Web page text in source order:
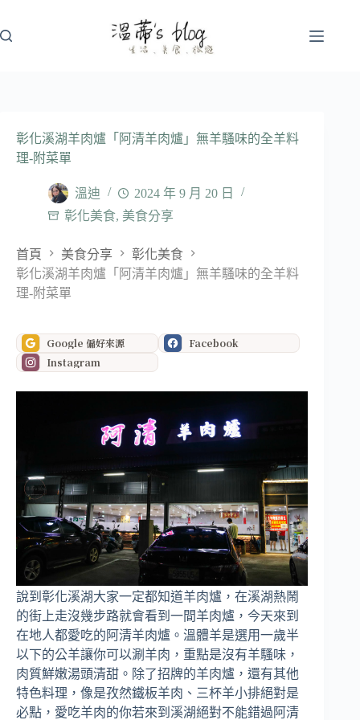
至
彰化溪湖羊肉爐「阿清羊肉爐」無羊騷味的全羊料
理-附菜單
溫迪
2024 年 9 月 20 日
彰化美食, 美食分享
首頁 美食分享
彰化美食
彰化溪湖羊肉爐「阿清羊肉爐」無羊騷味的全羊料
理-附菜單
Google 偏好來源
Facebook
Instagram
說到彰化溪湖大家一定都知道羊肉爐，在溪湖熱鬧
的街上走沒幾步路就會看到一間羊肉爐，今天來到
在地人都愛吃的阿清羊肉爐。溫體羊是選用一歲半
以下的公羊讓你可以涮羊肉，重點是沒有羊騷味，
肉質鮮嫩湯頭清甜。除了招牌的羊肉爐，還有其他
特色料理，像是孜然鐵板羊肉、三杯羊小排絕對是
必點，愛吃羊肉的你若來到溪湖絕對不能錯過阿清